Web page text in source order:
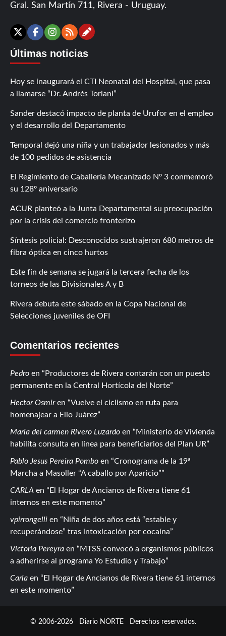
Gral. San Martín 711, Rivera - Uruguay.
X Facebook
Instagram
RSSContáctanos
Últimas noticias
Hoy se inaugurará el CTI Neonatal del Hospital, que pasa
a llamarse “Dr. Andrés Toriani”
Sander destacó impacto de planta de Urufor en el empleo
y el desarrollo del Departamento
Temporal dejó una niña y un trabajador lesionados y más
de 100 pedidos de asistencia
El Regimiento de Caballería Mecanizado Nº 3 conmemoró
su 128º aniversario
ACUR planteó a la Junta Departamental su preocupación
por la crisis del comercio fronterizo
Síntesis policial: Desconocidos sustrajeron 680 metros de
fibra óptica en cinco hurtos
Este fin de semana se jugará la tercera fecha de los
torneos de las Divisionales A y B
Rivera debuta este sábado en la Copa Nacional de
Selecciones juveniles de OFI
Comentarios recientes
Pedro en
Productores de Rivera contarán con un puesto
permanente en la Central Hortícola del Norte
Hector Osmiren
Vuelve el ciclismo en ruta para
homenajear a Elio Juárez
Maria del carmen Rivero Luzardo en
Ministerio de Vivienda
habilita consulta en línea para beneficiarios del Plan UR
Pablo Jesus Pereira Pombo en
Cronograma de la 19ª
Marcha a Masoller “A caballo por Aparicio”
CARLA en
El Hogar de Ancianos de Rivera tiene 61
internos en este momento
vpirrongelli en
Niña de dos años está “estable y
recuperándose” tras intoxicación por cocaína
Victoria Pereyra en
MTSS convocó a organismos públicos
a adherirse al programa Yo Estudio y Trabajo
Carla en
El Hogar de Ancianos de Rivera tiene 61 internos
en este momento
© 2006-2026 Diario NORTEDerechos reservados.